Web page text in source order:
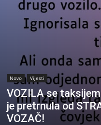
Novo Vijesti
VOZILA se
je pretrnula od
VOZAČ!